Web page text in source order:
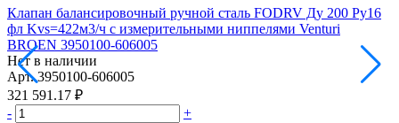
Клапан балансировочный ручной сталь FODRV Ду 200 Ру16
фл Kvs=422м3/ч с измерительными ниппелями Venturi
BROEN 3950100-606005
Нет в наличии
Арт. 3950100-606005
321 591.17 ₽
-
+